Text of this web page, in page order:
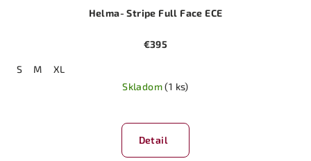
Helma- Stripe Full Face ECE
€395
S M
XL
Skladom(1 ks)
Detail